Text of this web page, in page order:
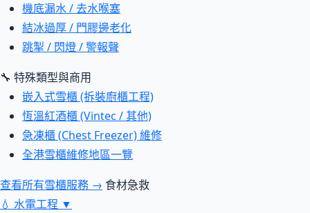
機底漏水 / 去水喉塞
結冰過厚 / 門膠邊老化
跳掣 / 閃燈 / 警報聲
🔧 特殊類型與商用
嵌入式雪櫃 (拆裝廚櫃工程)
恆溫紅酒櫃 (Vintec / 其他)
急凍櫃 (Chest Freezer) 維修
全港雪櫃維修地區一覽
查看所有雪櫃服務 → 食材急救
💧 水電工程 ▼